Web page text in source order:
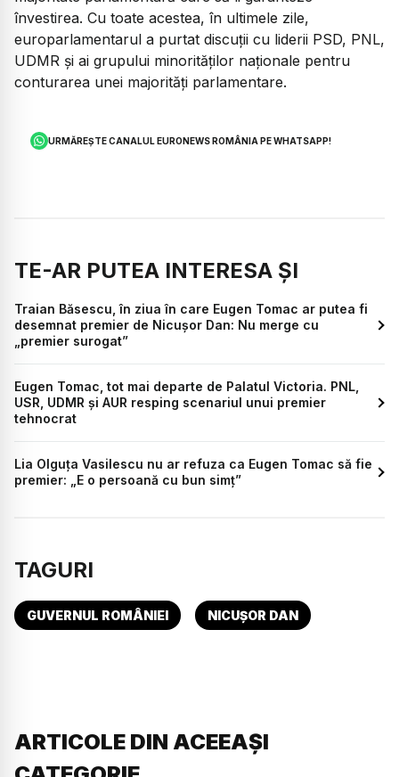
învestirea. Cu toate acestea, în ultimele zile,
europarlamentarul a purtat discuții cu liderii PSD, PNL,
UDMR și ai grupului minorităților naționale pentru
conturarea unei majorități parlamentare.
URMĂREȘTE CANALUL EURONEWS ROMÂNIA PE WHATSAPP!
TE-AR PUTEA INTERESA ȘI
Traian Băsescu, în ziua în care Eugen Tomac ar putea fi
desemnat premier de Nicușor Dan: Nu merge cu
„premier surogat”
Eugen Tomac, tot mai departe de Palatul Victoria. PNL,
USR, UDMR și AUR resping scenariul unui premier
tehnocrat
Lia Olguța Vasilescu nu ar refuza ca Eugen Tomac să fie
premier: „E o persoană cu bun simț”
TAGURI
GUVERNUL ROMÂNIEI NICUȘOR DAN
ARTICOLE DIN ACEEAȘI